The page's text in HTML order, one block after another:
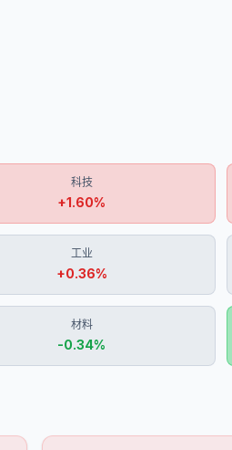
科技
+1.60%
工业
+0.36%
材料
-0.34%